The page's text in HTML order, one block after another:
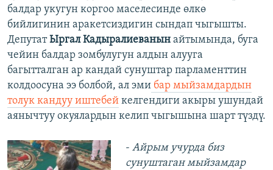
балдар укугун коргоо маселесинде өлкө
бийлигинин аракетсиздигин сындап чыгышты.
ДепутатЫргал Кадыралиеванын айтымында, буга
чейин балдар зомбулугун алдын алууга
багытталган ар кандай сунуштар парламенттин
колдоосуна ээ болбой, ал эми бар мыйзамдардын
толук кандуу иштебей келгендиги акыры ушундай
аянычтуу окуялардын келип чыгышына шарт түздү.
- Айрым учурда биз
сунуштаган мыйзамдар